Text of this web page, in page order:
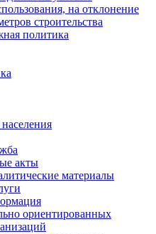
на отклонение
строительства
политика
акты
материалы
ориентированных